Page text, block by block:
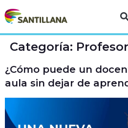
Categoría:
¿Cómo puede un
aula sin dejar de